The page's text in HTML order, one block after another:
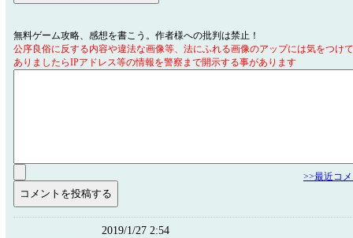
無料ゲーム攻略、感想を書こう。作者様への批判は禁止！
公序良俗に反する内容や違法な画像等、法にふれる画像のアップには気をつけ
ありましたらIPアドレス等の情報を警察まで開示する事があります
>>最近コ
2019/1/27 2:54